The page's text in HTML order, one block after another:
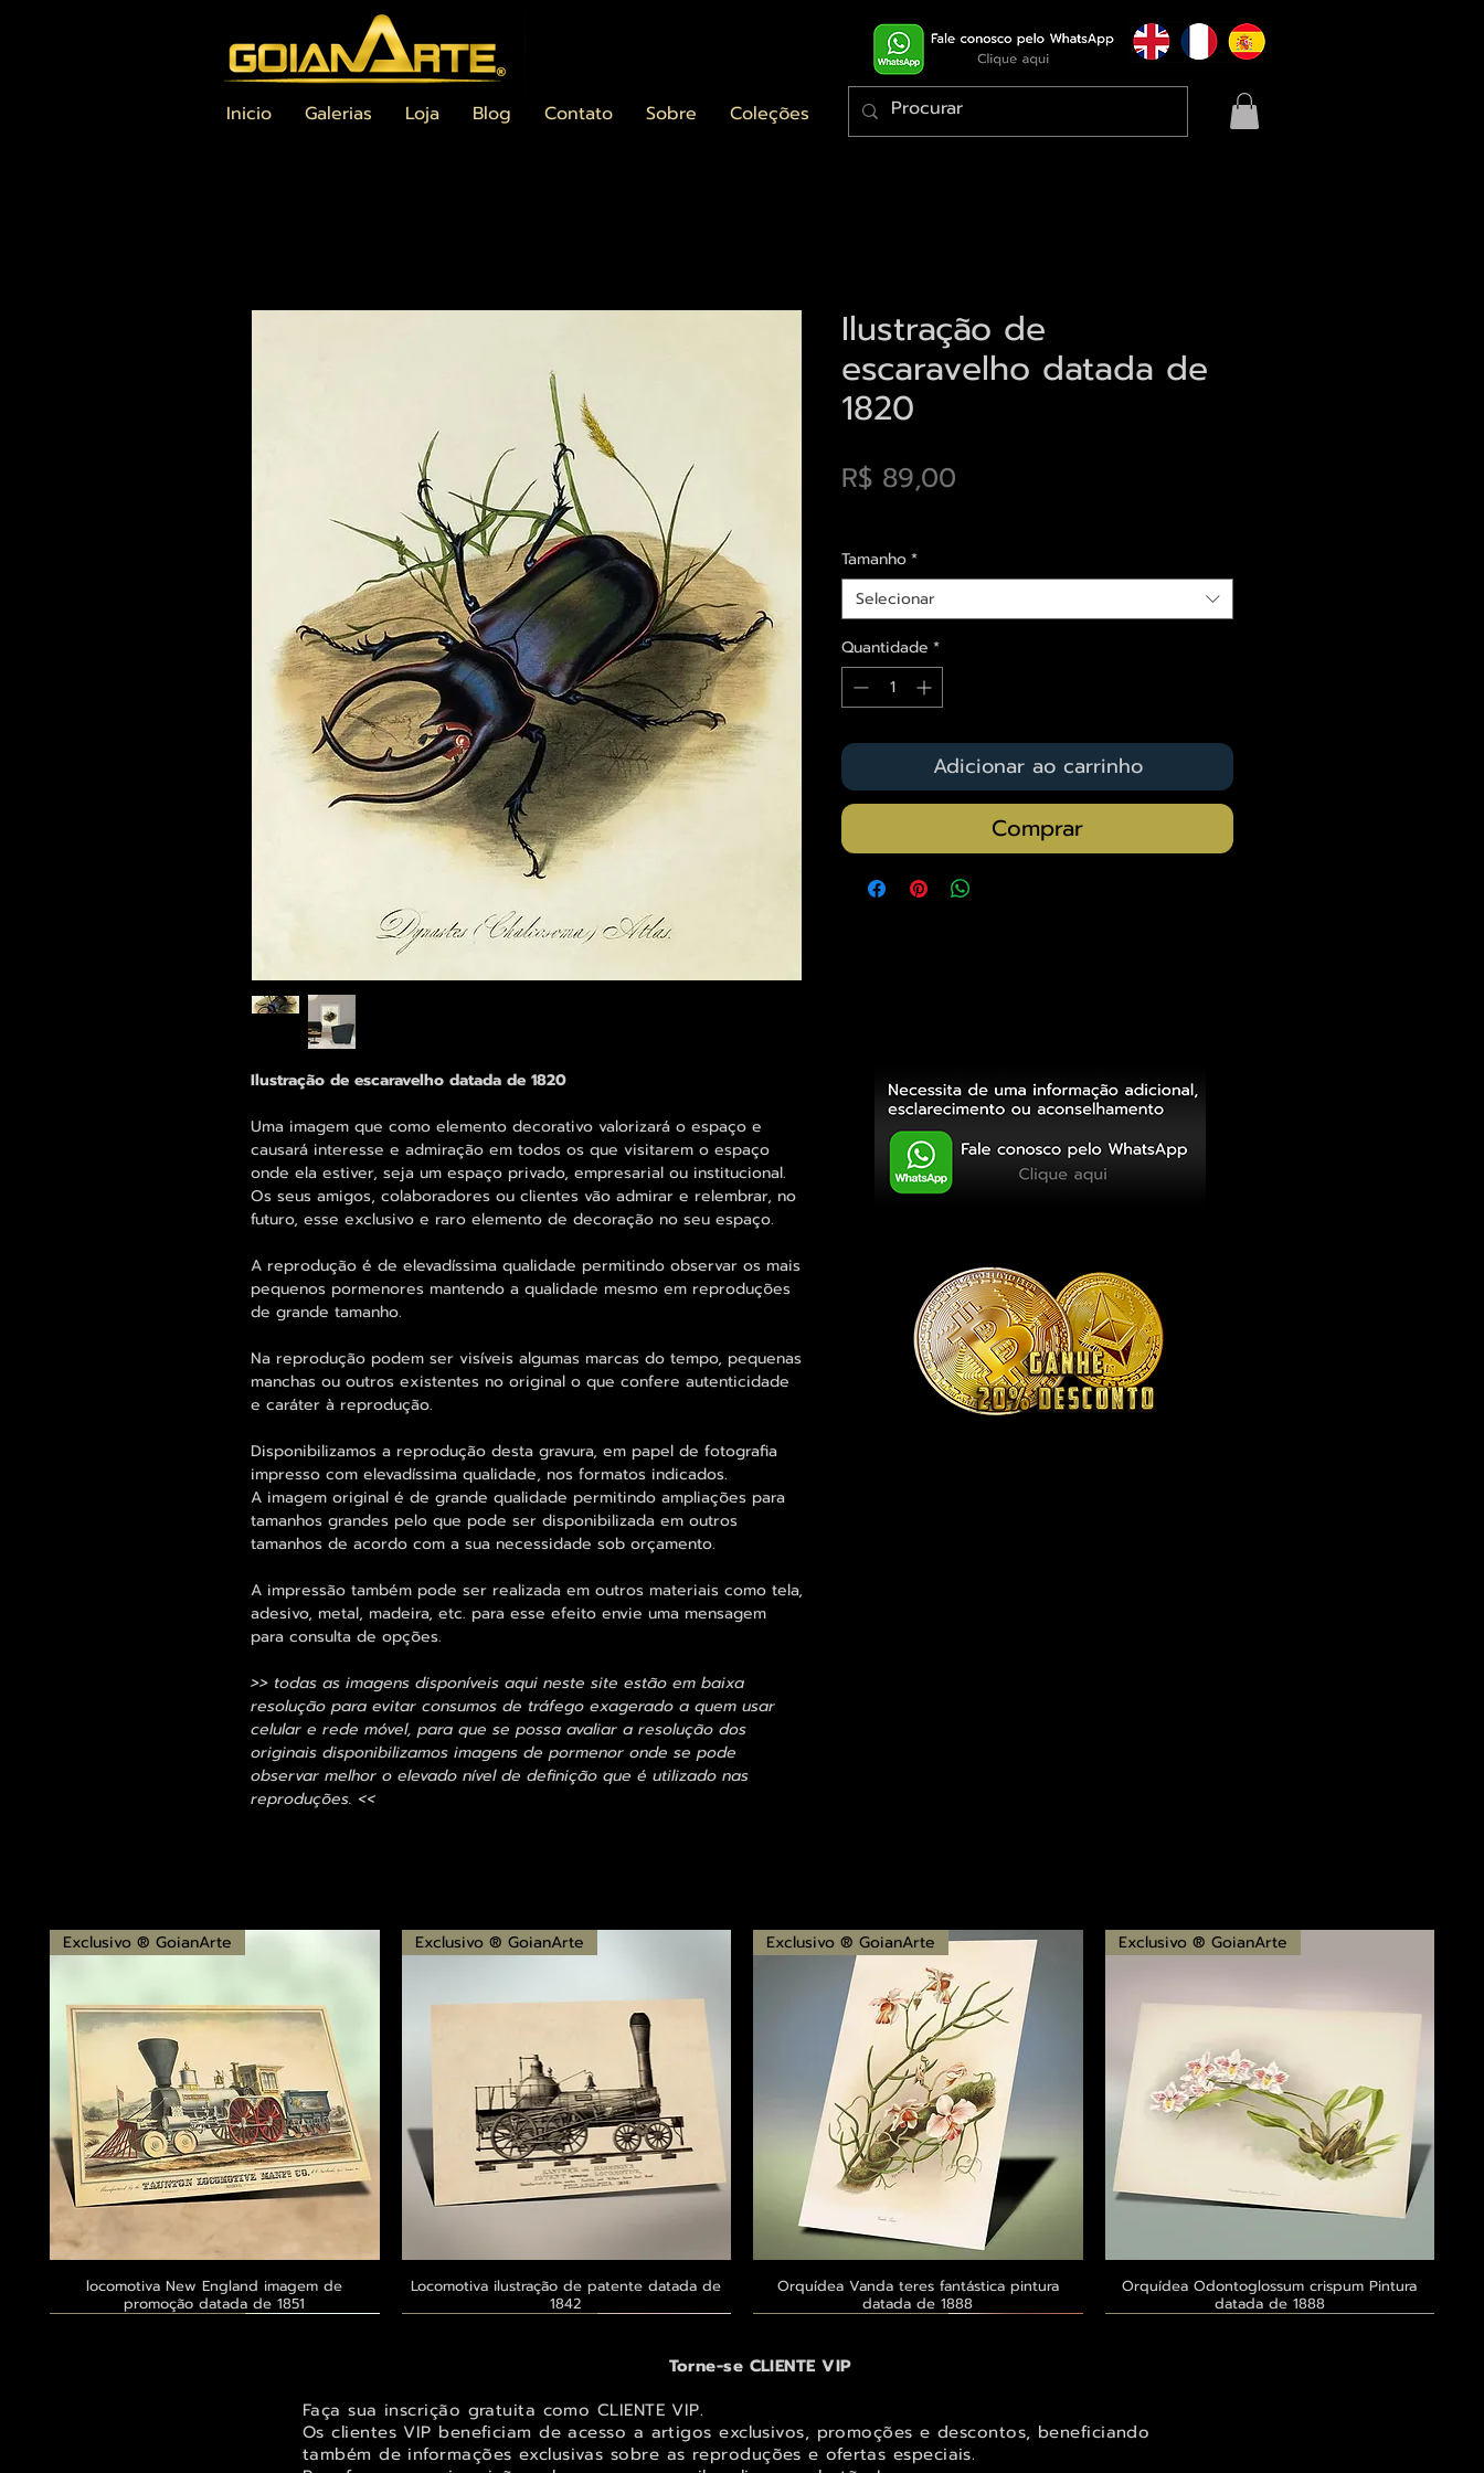
Inicio Galerias Loja Blog Contato Sobre Coleções
Ilustração de escaravelho datada de 1820
Uma imagem que como elemento decorativo valorizará o espaço e
causará interesse e admiração em todos os que visitarem o espaço
onde ela estiver, seja um espaço privado, empresarial ou institucional.
Os seus amigos, colaboradores ou clientes vão admirar e relembrar, no
futuro, esse exclusivo e raro elemento de decoração no seu espaço.
A reprodução é de elevadíssima qualidade permitindo observar os mais
pequenos pormenores mantendo a qualidade mesmo em reproduções
de grande tamanho.
Na reprodução podem ser visíveis algumas marcas do tempo, pequenas
manchas ou outros existentes no original o que confere autenticidade
e caráter à reprodução.
Disponibilizamos a reprodução desta gravura, em papel de fotografia
impresso com elevadíssima qualidade, nos formatos indicados.
A imagem original é de grande qualidade permitindo ampliações para
tamanhos grandes pelo que pode ser disponibilizada em outros
tamanhos de acordo com a sua necessidade sob orçamento.
A impressão também pode ser realizada em outros materiais como tela,
adesivo, metal, madeira, etc. para esse efeito envie uma mensagem
para consulta de opções.
>> todas as imagens disponíveis aqui neste site estão em baixa
resolução para evitar consumos de tráfego exagerado a quem usar
celular e rede móvel, para que se possa avaliar a resolução dos
originais disponibilizamos imagens de pormenor onde se pode
observar melhor o elevado nível de definição que é utilizado nas
reproduções. <<
Ilustração de
escaravelho datada de
1820
R$ 89,00
Tamanho*
Selecionar
Quantidade *
Adicionar ao carrinho
Comprar
Visualização rápida
Exclusivo ® GoianArte
locomotiva New England imagem de
promoção datada de 1851
Visualização rápida
Exclusivo ® GoianArte
Locomotiva ilustração de patente datada de
1842
Visualização rápida
Exclusivo ® GoianArte
Orquídea Vanda teres fantástica pintura
datada de 1888
Visualização rápida
Exclusivo ® GoianArte
Orquídea Odontoglossum crispum Pintura
datada de 1888
Torne-se CLIENTE VIP
Faça sua inscrição gratuita como CLIENTE VIP.
Os clientes VIP beneficiam de acesso a artigos exclusivos, promoções e descontos, beneficiando
também de informações exclusivas sobre as reproduções e ofertas especiais.